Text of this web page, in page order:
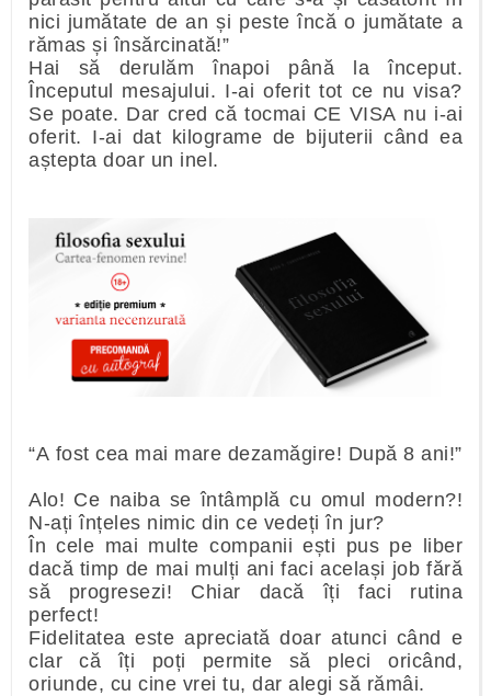
nici jumătate de an și peste încă o jumătate a
rămas și însărcinată!”
Hai să derulăm înapoi până la început.
Începutul mesajului. I-ai oferit tot ce nu visa?
Se poate. Dar cred că tocmai CE VISA nu i-ai
oferit. I-ai dat kilograme de bijuterii când ea
aștepta doar un inel.
“A fost cea mai mare dezamăgire! După 8 ani!”
Alo! Ce naiba se întâmplă cu omul modern?!
N-ați înțeles nimic din ce vedeți în jur?
În cele mai multe companii ești pus pe liber
dacă timp de mai mulți ani faci același job fără
să progresezi! Chiar dacă îți faci rutina
perfect!
Fidelitatea este apreciată doar atunci când e
clar că îți poți permite să pleci oricând,
oriunde, cu cine vrei tu, dar alegi să rămâi.